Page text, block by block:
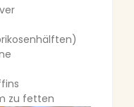
zu fetten